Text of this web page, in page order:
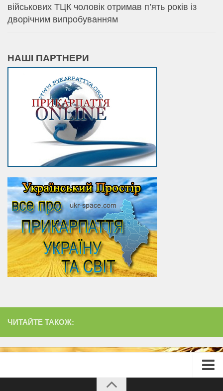
військових ТЦК чоловік отримав п’ять років із
дворічним випробуванням
НАШІ ПАРТНЕРИ
ЧИТАЙТЕ ТАКОЖ: